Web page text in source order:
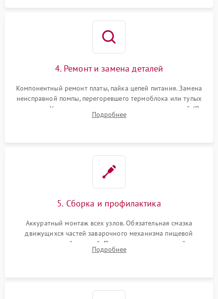
4. Ремонт и замена деталей
Компонентный ремонт платы, пайка цепей питания. Замена
неисправной помпы, перегоревшего термоблока или тупых
жерновов. Установка новых силиконовых уплотнителей (O-
ring) и тефлоновых трубок для надежного устранения
Подробнее
5. Сборка и профилактика
Аккуратный монтаж всех узлов. Обязательная смазка
движущихся частей заварочного механизма пищевой
силиконовой смазкой. Проведение программной
декальцинации и очистки системы от кофейных масел.
Подробнее